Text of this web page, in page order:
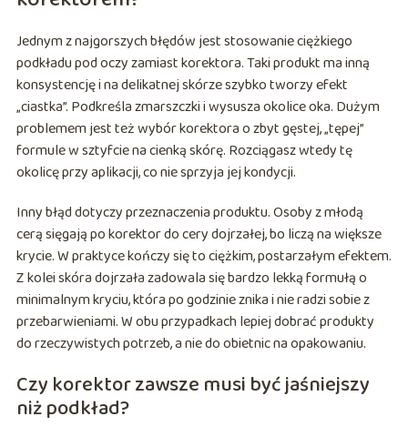
Jednym z najgorszych błędów jest stosowanie ciężkiego
podkładu pod oczy zamiast korektora. Taki produkt ma inną
konsystencję i na delikatnej skórze szybko tworzy efekt
„ciastka”. Podkreśla zmarszczki i wysusza okolice oka. Dużym
problemem jest też wybór korektora o zbyt gęstej, „tępej”
formule w sztyfcie na cienką skórę. Rozciągasz wtedy tę
okolicę przy aplikacji, co nie sprzyja jej kondycji.
Inny błąd dotyczy przeznaczenia produktu. Osoby z młodą
cerą sięgają po korektor do cery dojrzałej, bo liczą na większe
krycie. W praktyce kończy się to ciężkim, postarzałym efektem.
Z kolei skóra dojrzała zadowala się bardzo lekką formułą o
minimalnym kryciu, która po godzinie znika i nie radzi sobie z
przebarwieniami. W obu przypadkach lepiej dobrać produkty
do rzeczywistych potrzeb, a nie do obietnic na opakowaniu.
Czy korektor zawsze musi być jaśniejszy
niż podkład?